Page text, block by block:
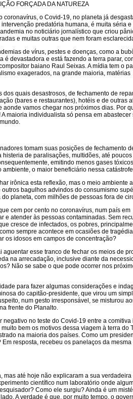
FORÇADA DA NATUREZA
o Covid-19, no planeta já
predatória humana, é muita séria e
no noticiário jornalístico que criou
e muitas outras que nem foram
de vírus, pestes e doenças, como a
é devastadora e está fazendo a terra parar,
baiano Raul Seixas. A mídia tem o
exagerados, na grande maioria, matérias
quais desastrosos, de fechamento de
(bares e restaurantes), hotéis e de outras
vamos chegar nos próximos dias. Por
maioria individualista só pensa em abastecer
tomam suas posições de fechamento
de paralisações, multidões, até
emitindo menos gases tóxicos
o maior beneficiário nessa
irônica esta reflexão, mas o meio ambiente
bagulhos advindos do consumismo
planeta, com milhões de pessoas fora de
cem por cento no coronavírus, num país em
e atender às pessoas contaminadas. Sem
cresce de infectados, os pobres,
sempre acontece em ocasiões de
os idosos em campos de concentração?
esse tranco de fechar os meios de
na arrecadação, inclusive diante da
Não se sabe o que pode ocorrer nos
para fazer algumas considerações e
do capitão-presidente, que virou um
num gesto irresponsável, se misturou
frente do Planalto.
no teste do Covid-19 entre a comitiva
bem os motivos dessa viagem à terra do
na maioria dos países. Como um
resposta, recebeu os panelaços da mesma
até hoje não explicaram a sua verdadeira
científico num laboratório onde
Como ele surgiu? Ainda é um
A verdade é que, por muito tempo, o